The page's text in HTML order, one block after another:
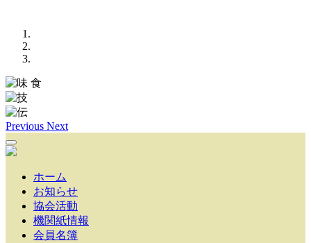
Previous Next
ホーム
お知らせ
協会活動
機関紙情報
会員名簿